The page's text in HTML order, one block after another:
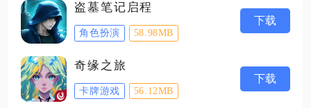
盗墓笔记启程
角色扮演 58.98MB
下载
奇缘之旅
卡牌游戏 56.12MB
下载